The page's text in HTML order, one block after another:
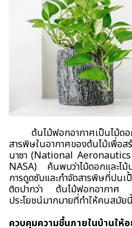
ต้นไม้ฟอกอากาศเป็นไม้ดอก
สารพิษในอากาศของต้นไม้เพื่อ
นาซา (National
NASA) ค้นพบว่าไม้ดอกและไม้
การดูดซับและกำจัดสารพิษที่ปน
ติดปากว่า ต้นไม้ฟอกอากาศ
ประโยชน์มากมายที่ทำให้คนสมั
ควบคุมความชื้นภายในบ้านให้อ